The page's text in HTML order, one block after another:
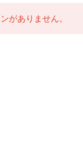
がありません。